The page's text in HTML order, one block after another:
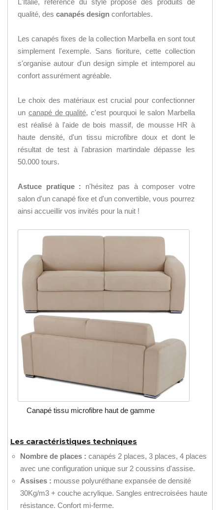
qualité, des canapés design confortables.
Les canapés fixes de la collection Marbella en sont tout
simplement l'exemple. Sans fioriture, cette collection
s'organise autour d'un design simple et intemporel au
confort assurément agréable.
Le choix des matériaux est crucial pour confectionner
un canapé de qualité, c'est pourquoi le salon Marbella
est réalisé à l'aide de bois massif, de mousse HR à
haute densité, d'un tissu microfibre doux et dont le
résultat de test à l'abrasion martindale dépasse les
50.000 tours.
Astuce pratique : n'hésitez pas à composer votre
salon d'un canapé fixe et d'un convertible, vous pourrez
ainsi accueillir vos invités pour la nuit !
Canapé tissu microfibre haut de gamme
Les caractéristiques techniques
Nombre de places : canapés 2 places, 3 places, 4 places
avec une configuration unique sur 2 coussins d'assise.
Assises : mousse polyuréthane expansée de densité
30Kg/m3 + couche acrylique. Sangles entrecroisées haute
résistance. Confort mi-ferme.